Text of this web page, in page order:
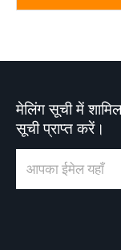
मेलिंग सूची में
सूची प्राप्त करें।